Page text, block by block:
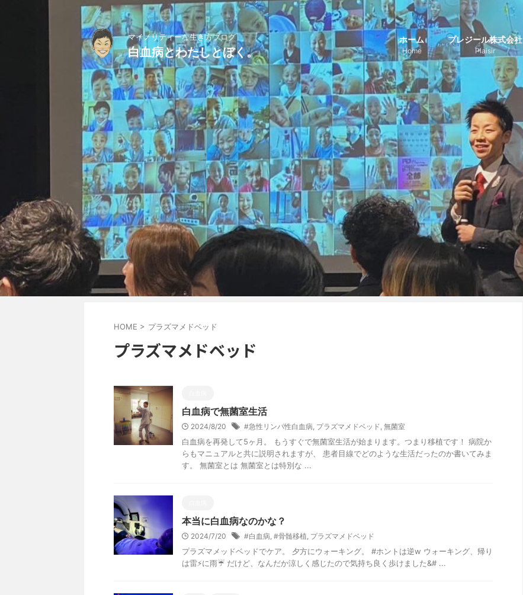
マイノリティーな生き方ブログ
白血病とわたしとぼく。
ホーム
Home
プレジール株式会社
Plaisir
HOME > プラズマメドベッド
プラズマメドベッド
白血病で無菌室生活
2024/8/20 #急性リンパ性白血病, プラズマメドベッド, 無菌室
白血病を再発して5ヶ月。 もうすぐで無菌室生活が始まります。つまり移植です！ 病院か
らもマニュアルと共に説明されますが、 患者目線でどのような生活だったのか書いてみま
す。 無菌室とは 無菌室とは特別な ...
本当に白血病なのかな？
2024/7/20 #白血病, #骨髄移植, プラズマメドベッド
プラズマメッドベッドでケア。 夕方にウォーキング。 #ホントは逆w ウォーキング、帰り
は雷⚡️に雨☔ だけど、なんだか涼しく感じたので気持ち良く歩けました&# ...